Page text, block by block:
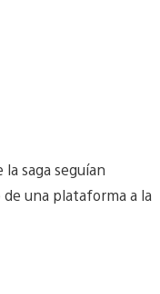
saga seguían
una plataforma a la